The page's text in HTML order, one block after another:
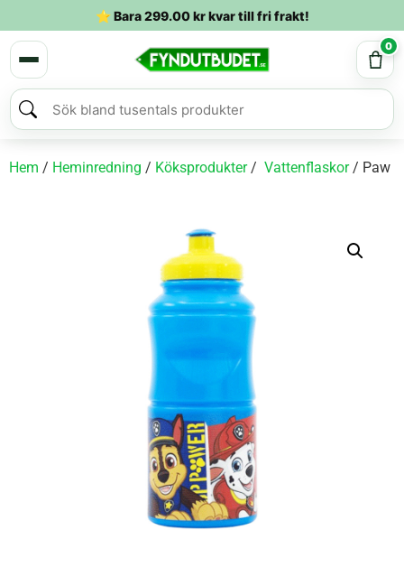
⭐ Bara299.00krkvar till fri frakt!
0
Hem / Heminredning / Köksprodukter/ Vattenflaskor/ Paw